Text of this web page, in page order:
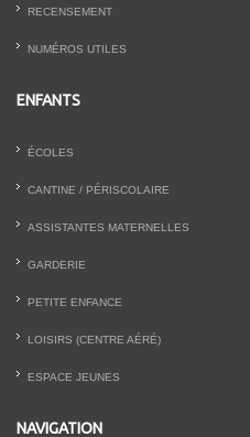
RECENSEMENT
NUMÉROS UTILES
ENFANTS
ÉCOLES
CANTINE / PÉRISCOLAIRE
ASSISTANTES MATERNELLES
GARDERIE
PETITE ENFANCE
LOISIRS (CENTRE AÉRÉ)
ESPACE JEUNES
NAVIGATION